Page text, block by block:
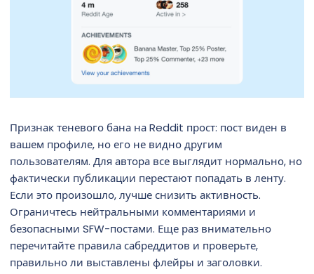
Признак теневого бана на Reddit прост: пост виден в
вашем профиле, но его не видно другим
пользователям. Для автора все выглядит нормально, но
фактически публикации перестают попадать в ленту.
Если это произошло, лучше снизить активность.
Ограничтесь нейтральными комментариями и
безопасными SFW-постами. Еще раз внимательно
перечитайте правила сабреддитов и проверьте,
правильно ли выставлены флейры и заголовки.